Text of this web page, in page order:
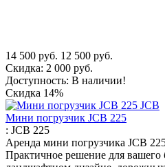
14 500 руб. 12 500 руб.
Скидка: 2 000 руб.
Доступность: В наличии!
Скидка 14%
Мини погрузчик JCB 225
: JCB 225
Аренда мини погрузчика JCB
Практичное решение для вашего